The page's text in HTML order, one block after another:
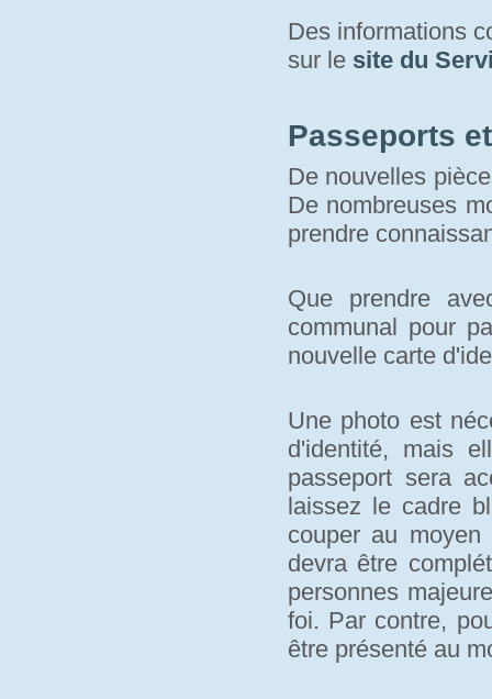
Des informations
sur le site du
Passeports
De nouvelles
De nombreuses
prendre
Que prendre
communal pour
nouvelle carte
Une photo est
d'identité, mais
passeport sera
laissez le cadre
couper au
devra être
personnes
foi. Par contre,
être présenté au